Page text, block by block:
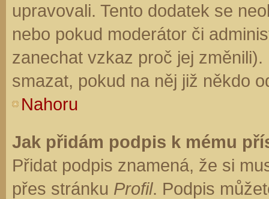
upravovali. Tento dodatek se
nebo pokud moderátor či
zanechat vzkaz proč jej
smazat, pokud na něj již někdo
Nahoru
Jak přidám podpis k mému
Přidat podpis znamená, že si
přes stránku Profil. Podpis